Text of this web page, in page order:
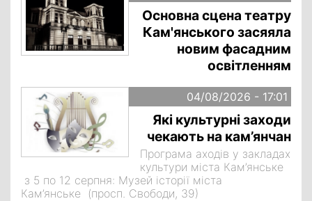
Основна сцена театру
Кам'янського засяяла
новим фасадним
освітленням
04/08/2026 - 17:01
Які культурні заходи
чекають на кам’янчан
Програма аходів у закладах
культури міста Кам’янське
з 5 по 12 серпня: Музей історії міста
Кам’янське (просп. Свободи, 39)